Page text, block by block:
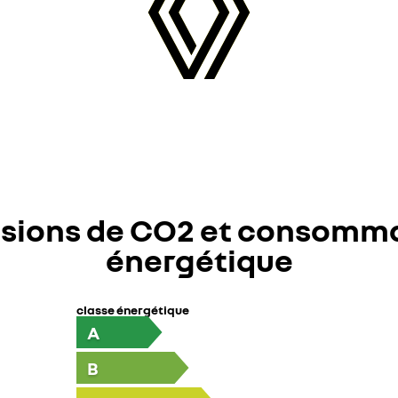
de CO2 et
énergétique
classe énergétique
A
B